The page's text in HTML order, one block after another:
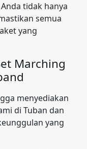
tidak hanya
semua
yang
Marching
menyediakan
di Tuban dan
yang